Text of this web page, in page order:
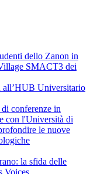
dello Zanon in
SMACT3 dei
Universitario
conferenze in
con l'Università di
le nuove
la sfida delle